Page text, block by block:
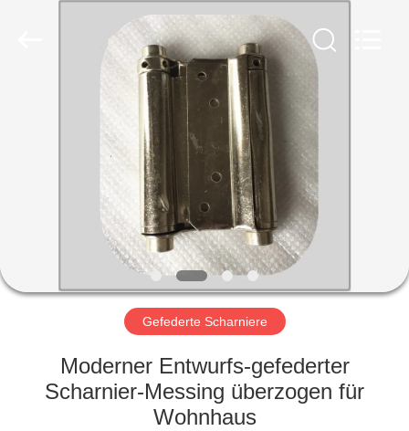
PRODUKTE
ÜBER
UNS
FABRIK-
AUSFLUG
Gefederte Scharniere
Moderner Entwurfs-gefederter
Scharnier-Messing überzogen für
Wohnhaus